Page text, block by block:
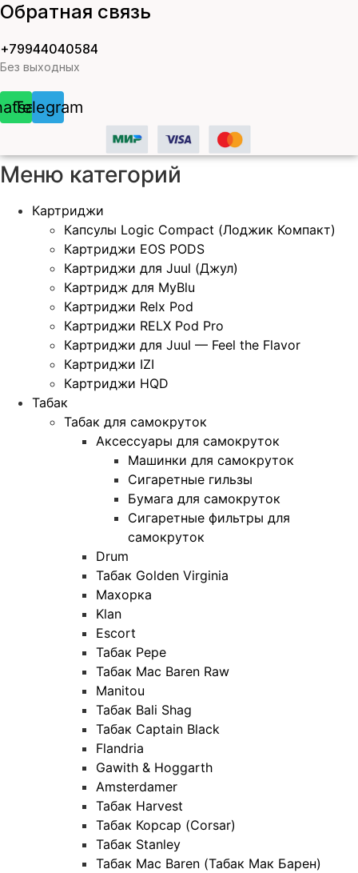
Обратная связь
+79944040584
Без выходных
Telegram
Меню категорий
Картриджи
Капсулы Logic Compact (Лоджик Компакт)
Картриджи EOS PODS
Картриджи для Juul (Джул)
Картридж для MyBlu
Картриджи Relx Pod
Картриджи RELX Pod Pro
Картриджи для Juul — Feel the Flavor
Картриджи IZI
Картриджи HQD
Табак
Табак для самокруток
Аксессуары для самокруток
Машинки для самокруток
Сигаретные гильзы
Бумага для самокруток
Сигаретные фильтры для
самокруток
Drum
Табак Golden Virginia
Махорка
Klan
Escort
Табак Pepe
Табак Mac Baren Raw
Manitou
Табак Bali Shag
Табак Captain Black
Flandria
Gawith & Hoggarth
Amsterdamer
Табак Harvest
Табак Корсар (Corsar)
Табак Stanley
Табак Mac Baren (Табак Мак Барен)